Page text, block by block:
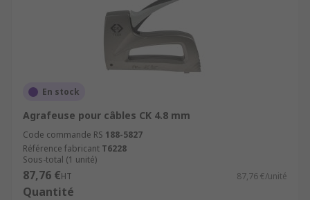
En stock
Agrafeuse pour câbles CK 4.8 mm
Code commande RS 188-5827
Référence fabricant T6228
Sous-total (1 unité)
87,76 €HT 87,76 €/unité
Quantité